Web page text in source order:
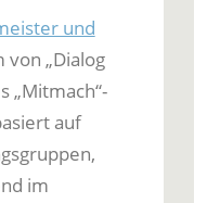
und
„Dialog
„Mitmach“-
auf
im